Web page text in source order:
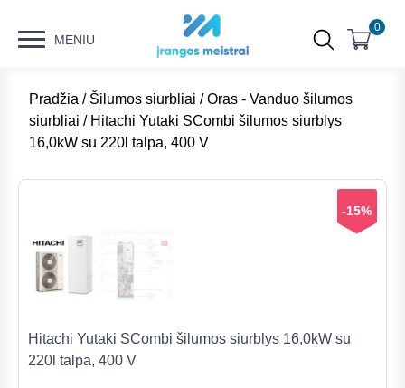
MENIU
0
Pradžia / Šilumos siurbliai /Oras - Vanduo šilumos
siurbliai / Hitachi Yutaki SCombi šilumos siurblys
16,0kW su 220l talpa, 400 V
-15%
Hitachi Yutaki SCombi šilumos siurblys 16,0kW su
220l talpa, 400 V